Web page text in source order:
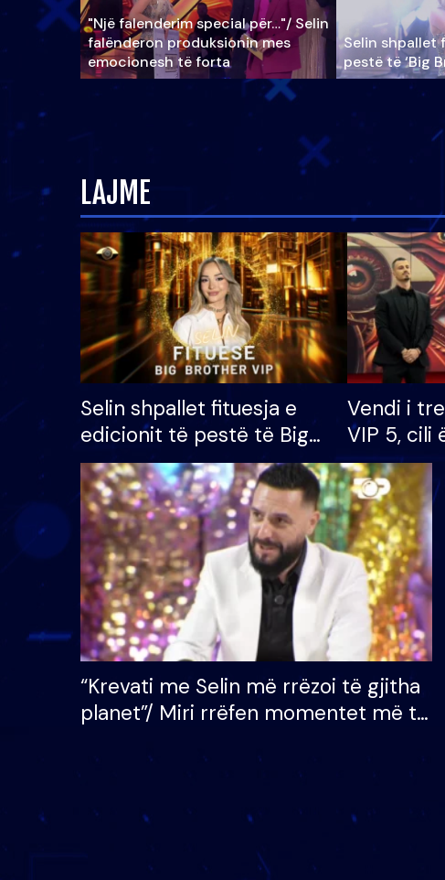
"Një falenderim special për…"/ Selin
falënderon produksionin mes
emocionesh të forta
Selin shpallet
pestë të ‘Big
LAJME
Selin shpallet fituesja e
edicionit të pestë të Big
Brother VIP, rrëmben
çmimin e madh prej 100
mijë eurosh
Vendi i
VIP 5, cili
radhës që
“Krevati me Selin më rrëzoi të gjitha
planet”/ Miri rrëfen momentet më të
mungojë zilja e mëngjesit kur…